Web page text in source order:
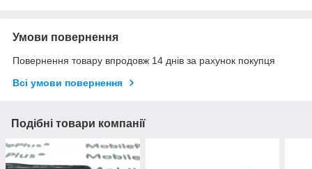
Умови повернення
Повернення товару впродовж 14 днів за рахунок покупця
Всі умови повернення
Подібні товари компанії